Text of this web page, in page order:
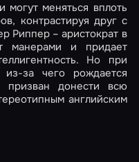
могут меняться вплоть
контрастируя друг с
Риппер – аристократ в
манерами и придает
Но при
за чего рождается
призван донести всю
английским